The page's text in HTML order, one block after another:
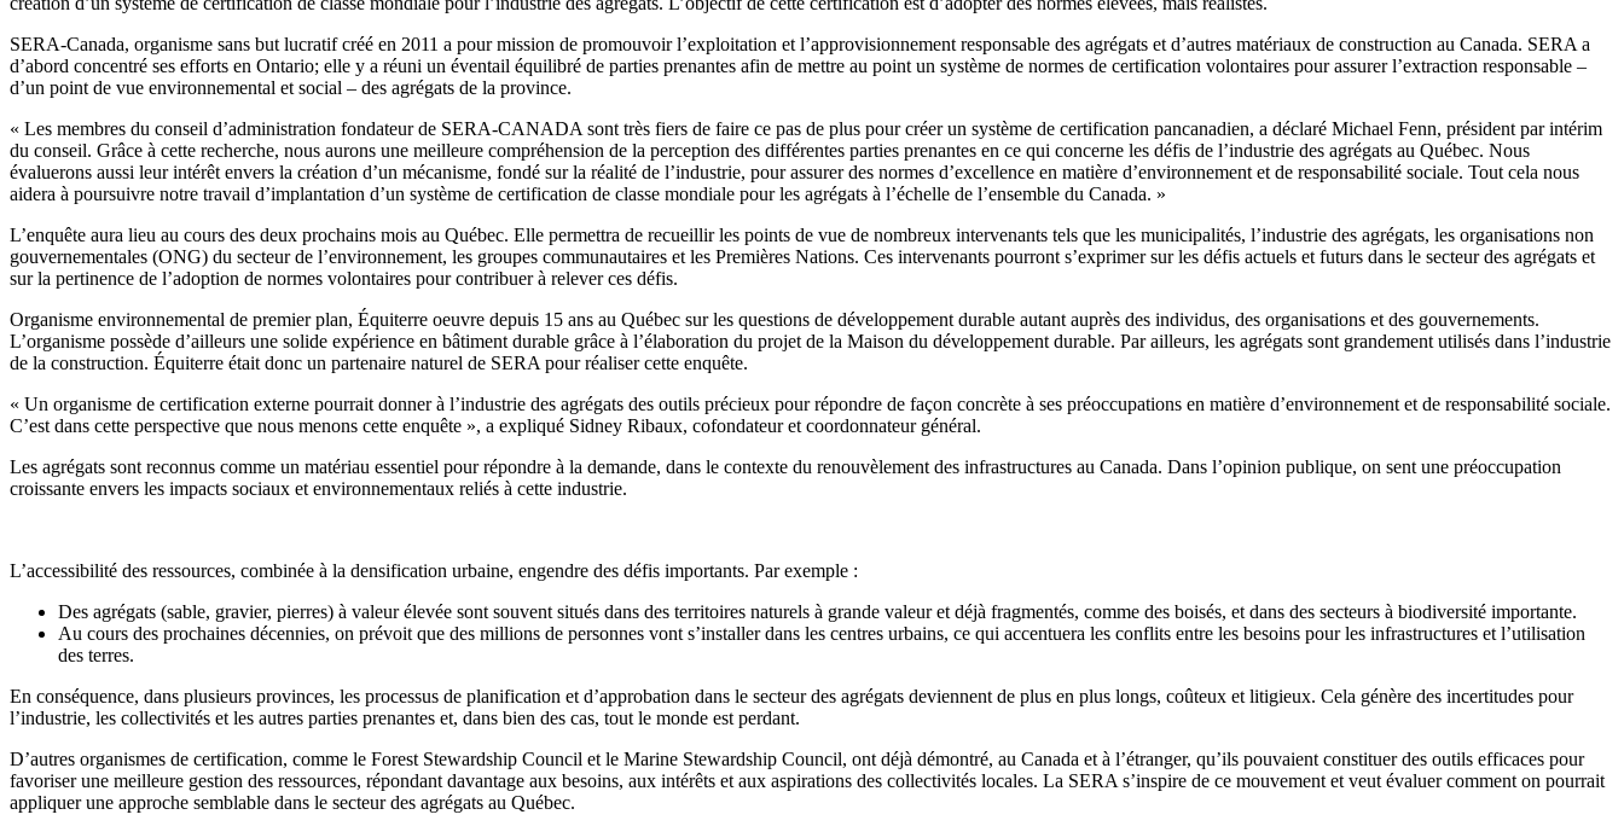
SERA-Canada, organisme sans but lucratif créé en 2011 a pour mission de promouvoir l’exploitation et l’approvisionnement responsable des agrégats et d’autres matériaux de construction au Canada. SERA a
d’abord concentré ses efforts en Ontario; elle y a réuni un éventail équilibré de parties prenantes afin de mettre au point un système de normes de certification volontaires pour assurer l’extraction responsable –
d’un point de vue environnemental et social – des agrégats de la province.
« Les membres du conseil d’administration fondateur de SERA-CANADA sont très fiers de faire ce pas de plus pour créer un système de certification pancanadien, a déclaré Michael Fenn, président par intérim
du conseil. Grâce à cette recherche, nous aurons une meilleure compréhension de la perception des différentes parties prenantes en ce qui concerne les défis de l’industrie des agrégats au Québec. Nous
évaluerons aussi leur intérêt envers la création d’un mécanisme, fondé sur la réalité de l’industrie, pour assurer des normes d’excellence en matière d’environnement et de responsabilité sociale. Tout cela nous
aidera à poursuivre notre travail d’implantation d’un système de certification de classe mondiale pour les agrégats à l’échelle de l’ensemble du Canada. »
L’enquête aura lieu au cours des deux prochains mois au Québec. Elle permettra de recueillir les points de vue de nombreux intervenants tels que les municipalités, l’industrie des agrégats, les organisations non
gouvernementales (ONG) du secteur de l’environnement, les groupes communautaires et les Premières Nations. Ces intervenants pourront s’exprimer sur les défis actuels et futurs dans le secteur des agrégats et
sur la pertinence de l’adoption de normes volontaires pour contribuer à relever ces défis.
Organisme environnemental de premier plan, Équiterre oeuvre depuis 15 ans au Québec sur les questions de développement durable autant auprès des individus, des organisations et des gouvernements.
L’organisme possède d’ailleurs une solide expérience en bâtiment durable grâce à l’élaboration du projet de la Maison du développement durable. Par ailleurs, les agrégats sont grandement utilisés dans l’industrie
de la construction. Équiterre était donc un partenaire naturel de SERA pour réaliser cette enquête.
« Un organisme de certification externe pourrait donner à l’industrie des agrégats des outils précieux pour répondre de façon concrète à ses préoccupations en matière d’environnement et de responsabilité sociale.
C’est dans cette perspective que nous menons cette enquête », a expliqué Sidney Ribaux, cofondateur et coordonnateur général.
Les agrégats sont reconnus comme un matériau essentiel pour répondre à la demande, dans le contexte du renouvèlement des infrastructures au Canada. Dans l’opinion publique, on sent une préoccupation
croissante envers les impacts sociaux et environnementaux reliés à cette industrie.
L’accessibilité des ressources, combinée à la densification urbaine, engendre des défis importants. Par exemple :
Des agrégats (sable, gravier, pierres) à valeur élevée sont souvent situés dans des territoires naturels à grande valeur et déjà fragmentés, comme des boisés, et dans des secteurs à biodiversité importante.
Au cours des prochaines décennies, on prévoit que des millions de personnes vont s’installer dans les centres urbains, ce qui accentuera les conflits entre les besoins pour les infrastructures et l’utilisation
des terres.
En conséquence, dans plusieurs provinces, les processus de planification et d’approbation dans le secteur des agrégats deviennent de plus en plus longs, coûteux et litigieux. Cela génère des incertitudes pour
l’industrie, les collectivités et les autres parties prenantes et, dans bien des cas, tout le monde est perdant.
D’autres organismes de certification, comme le Forest Stewardship Council et le Marine Stewardship Council, ont déjà démontré, au Canada et à l’étranger, qu’ils pouvaient constituer des outils efficaces pour
favoriser une meilleure gestion des ressources, répondant davantage aux besoins, aux intérêts et aux aspirations des collectivités locales. La SERA s’inspire de ce mouvement et veut évaluer comment on pourrait
appliquer une approche semblable dans le secteur des agrégats au Québec.